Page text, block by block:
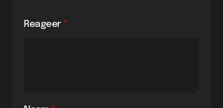
Reageer *